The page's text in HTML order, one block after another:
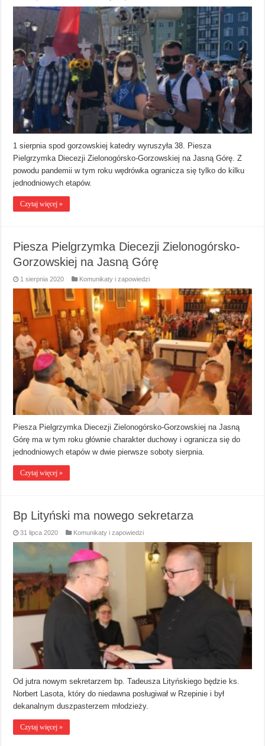
1 sierpnia spod gorzowskiej katedry wyruszyła 38. Piesza
Pielgrzymka Diecezji Zielonogórsko-Gorzowskiej na Jasną Górę. Z
powodu pandemii w tym roku wędrówka ogranicza się tylko do kilku
jednodniowych etapów.
Czytaj więcej »
Piesza Pielgrzymka Diecezji Zielonogórsko-
Gorzowskiej na Jasną Górę
1 sierpnia 2020 Komunikaty i zapowiedzi
Piesza Pielgrzymka Diecezji Zielonogórsko-Gorzowskiej na Jasną
Górę ma w tym roku głównie charakter duchowy i ogranicza się do
jednodniowych etapów w dwie pierwsze soboty sierpnia.
Czytaj więcej »
Bp Lityński ma nowego sekretarza
31 lipca 2020 Komunikaty i zapowiedzi
Od jutra nowym sekretarzem bp. Tadeusza Lityńskiego będzie ks.
Norbert Lasota, który do niedawna posługiwał w Rzepinie i był
dekanalnym duszpasterzem młodzieży.
Czytaj więcej »